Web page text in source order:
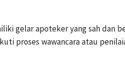
gelar apoteker yang sah dan
proses wawancara atau